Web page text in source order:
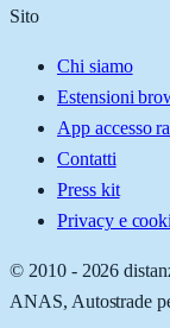
Sito
Chi siamo
Estensioni
App accesso
Contatti
Press kit
Privacy e
© 2010 - 2026
ANAS, Autostrade